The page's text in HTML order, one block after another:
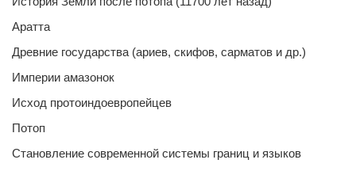
Аратта
Древние государства (ариев, скифов, сарматов и др.)
Империи амазонок
Исход протоиндоевропейцев
Потоп
Становление современной системы границ и языков